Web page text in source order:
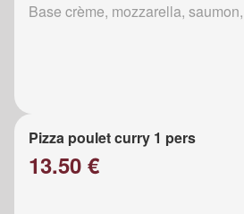
Base crème, mozzarella,
Pizza poulet curry 1 pers
13.50 €